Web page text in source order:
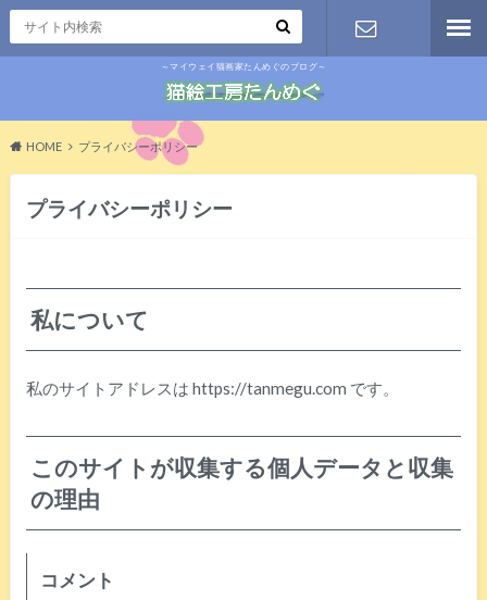
～マイウェイ猫画家たんめぐのブログ～
HOME プライバシーポリシー
プライバシーポリシー
私について
私のサイトアドレスは https://tanmegu.com です。
このサイトが収集する個人データと収集
の理由
コメント